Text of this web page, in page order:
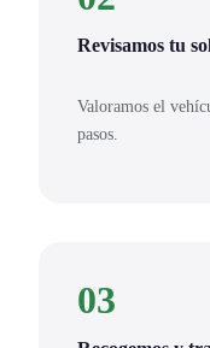
Revisamos tu
Valoramos el
pasos.
03